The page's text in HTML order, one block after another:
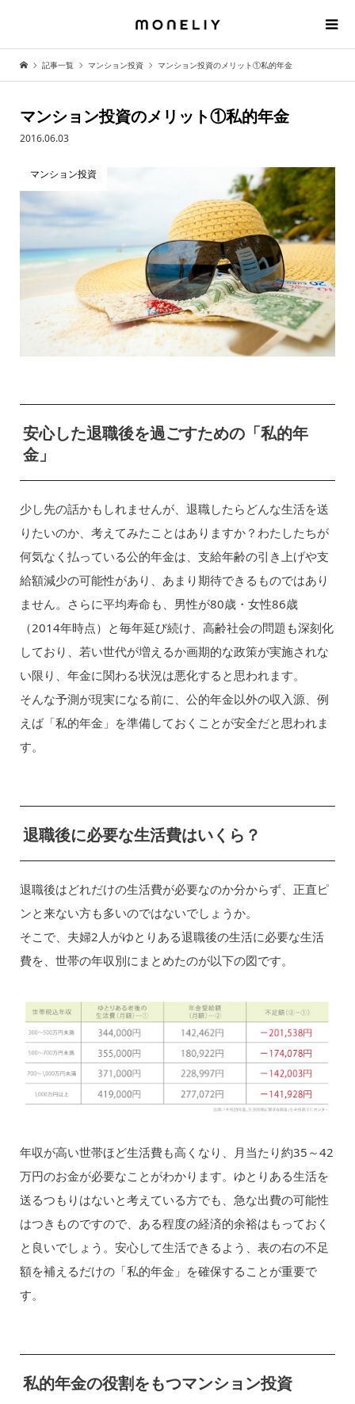
記事一覧 マンション投資 マンション投資のメリット①私的年金
マンション投資のメリット①私的年金
2016.06.03
マンション投資
安心した退職後を過ごすための「私的年
金」
少し先の話かもしれませんが、退職したらどんな生活を送
りたいのか、考えてみたことはありますか？わたしたちが
何気なく払っている公的年金は、支給年齢の引き上げや支
給額減少の可能性があり、あまり期待できるものではあり
ません。さらに平均寿命も、男性が80歳・女性86歳
（2014年時点）と毎年延び続け、高齢社会の問題も深刻化
しており、若い世代が増えるか画期的な政策が実施されな
い限り、年金に関わる状況は悪化すると思われます。
そんな予測が現実になる前に、公的年金以外の収入源、例
えば「私的年金」を準備しておくことが安全だと思われま
す。
退職後に必要な生活費はいくら？
退職後はどれだけの生活費が必要なのか分からず、正直ピ
ンと来ない方も多いのではないでしょうか。
そこで、夫婦2人がゆとりある退職後の生活に必要な生活
費を、世帯の年収別にまとめたのが以下の図です。
年収が高い世帯ほど生活費も高くなり、月当たり約35～42
万円のお金が必要なことがわかります。ゆとりある生活を
送るつもりはないと考えている方でも、急な出費の可能性
はつきものですので、ある程度の経済的余裕はもっておく
と良いでしょう。安心して生活できるよう、表の右の不足
額を補えるだけの「私的年金」を確保することが重要で
す。
私的年金の役割をもつマンション投資